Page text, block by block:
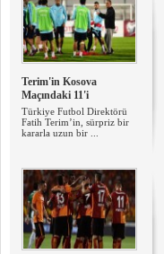
Terim'in Kosova
Maçındaki 11'i
Türkiye Futbol Direktörü
Fatih Terim’in, sürpriz bir
kararla uzun bir ...